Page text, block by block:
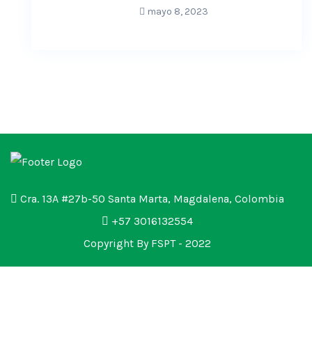
mayo 8, 2023
Cra. 13A #27b-50 Santa Marta, Magdalena, Colombia
+57 3016132554
Copyright By FSPT - 2022